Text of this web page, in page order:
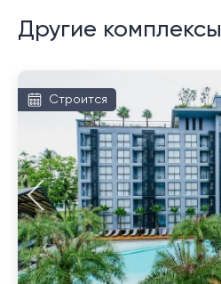
Другие комплексы
Строится